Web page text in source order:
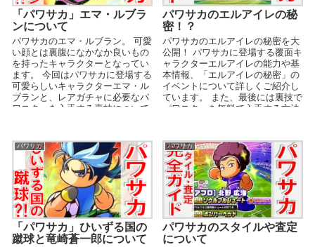
「パワサカ」エマ・ルブラ
ンについて
パワサカのエマ・ルブラン。 可愛
い顔とは裏腹になかなか良いもの
を持ったキャラクターとなってい
ます。 今回はパワサカに登場する
可愛らしいキャラクターエマ・ル
ブランと、レアガチャに必要なパ
ワスターを入手する裏技について
パワサカのエルアイレの秘
密！？
パワサカのエルアイレの秘密を大
公開！ パワサカに登場する覆面キ
ャラクターエルアイレの能力や基
本情報、「エルアイレの秘密」の
イベントについて詳しくご紹介し
ています。 また、最後には裏技で
パワスターを無料で入手する方法
パワサカ
「パワサカ」ひいずる国の
蹴球と竜崎蒼一郎について
パワサカ
パワサカのスタイルや査定
について